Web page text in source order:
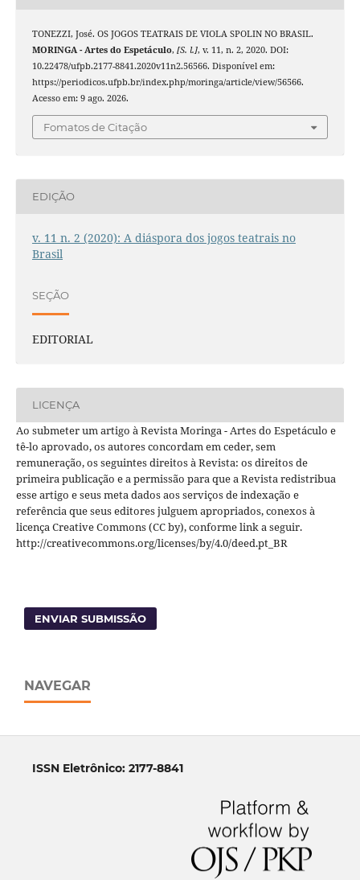
TONEZZI, José. OS JOGOS TEATRAIS DE VIOLA SPOLIN NO BRASIL.
MORINGA - Artes do Espetáculo, [S. l.], v. 11, n. 2, 2020. DOI:
10.22478/ufpb.2177-8841.2020v11n2.56566. Disponível em:
https://periodicos.ufpb.br/index.php/moringa/article/view/56566.
Acesso em: 9 ago. 2026.
Fomatos de Citação
EDIÇÃO
v. 11 n. 2 (2020): A diáspora dos jogos teatrais no
Brasil
SEÇÃO
EDITORIAL
LICENÇA
Ao submeter um artigo à Revista Moringa - Artes do Espetáculo e
tê-lo aprovado, os autores concordam em ceder, sem
remuneração, os seguintes direitos à Revista: os direitos de
primeira publicação e a permissão para que a Revista redistribua
esse artigo e seus meta dados aos serviços de indexação e
referência que seus editores julguem apropriados, conexos à
licença Creative Commons (CC by), conforme link a seguir.
http://creativecommons.org/licenses/by/4.0/deed.pt_BR
ENVIAR SUBMISSÃO
NAVEGAR
ISSN Eletrônico: 2177-8841